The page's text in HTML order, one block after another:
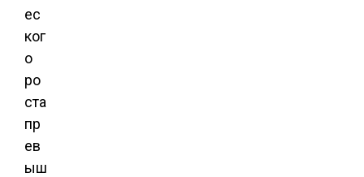
ес
ког
о
ро
ста
пр
ев
ыш